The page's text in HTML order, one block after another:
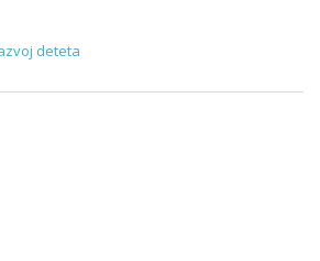
deteta